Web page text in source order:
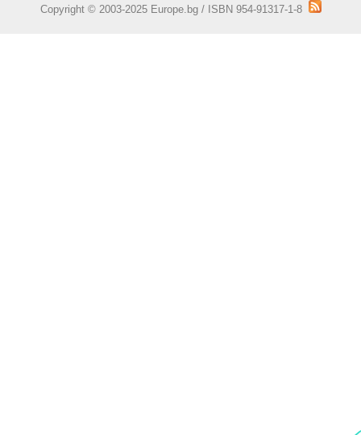
Copyright © 2003-2025 Europe.bg / ISBN 954-91317-1-8